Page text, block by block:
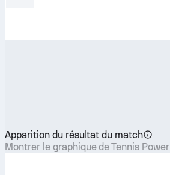
Apparition du résultat du match
Montrer le graphique de Tennis Power